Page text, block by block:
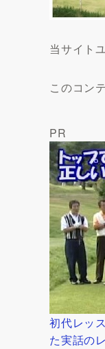
当サイト
このコン
PR
初代レッ
た実話の